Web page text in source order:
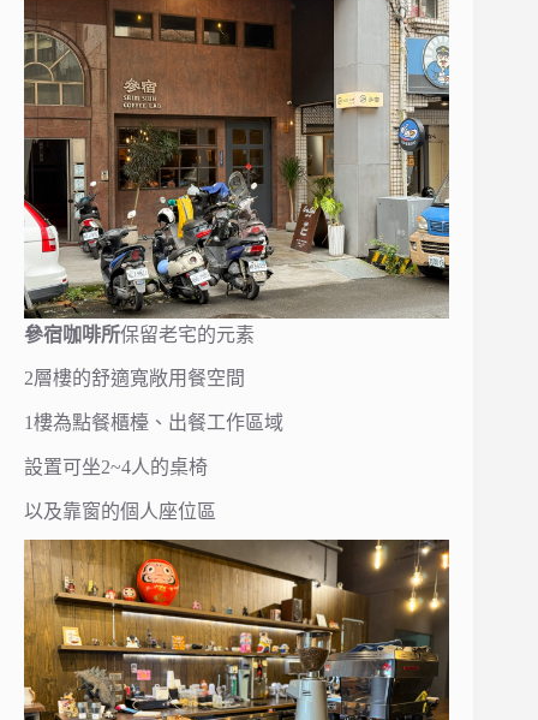
參宿咖啡所保留老宅的元素
2層樓的舒適寬敞用餐空間
1樓為點餐櫃檯、出餐工作區域
設置可坐2~4人的桌椅
以及靠窗的個人座位區